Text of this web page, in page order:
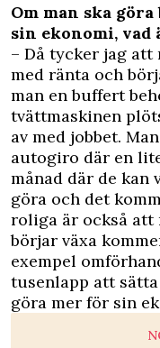
Om man ska
sin ekonomi, vad
– Då tycker jag att
med ränta och
man en buffert
tvättmaskinen
av med jobbet.
autogiro där en
månad där de kan
göra och det
roliga är också att
börjar växa
exempel
tusenlapp att
göra mer för sin